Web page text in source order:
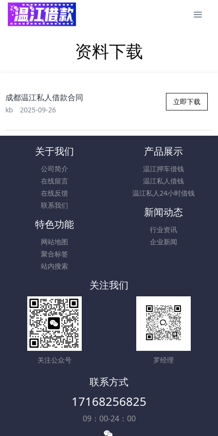
资料下载
立即下载
成都温江私人借款合同
kb 2025-09-26
关于我们
公司简介
在线留言
在线反馈
联系我们
产品展示
温江押车借钱
温江私人借钱
温江私人24小时借钱
新闻动态
行业资讯
企业新闻
特色功能
网站地图
聚合标签
站内搜索
关注我们
关注公众号 罗经理
联系方式
17168256825
09：00-24：00